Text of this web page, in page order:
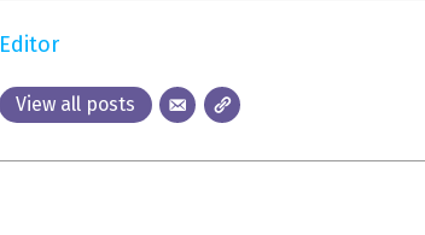
Editor
View all posts